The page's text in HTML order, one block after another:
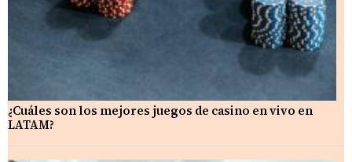
¿Cuáles son los mejores juegos de casino en vivo en
LATAM?